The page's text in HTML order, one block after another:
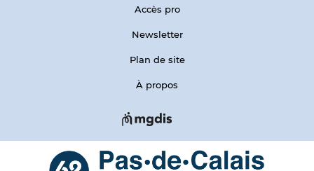
Accès pro
Newsletter
Plan de site
À propos